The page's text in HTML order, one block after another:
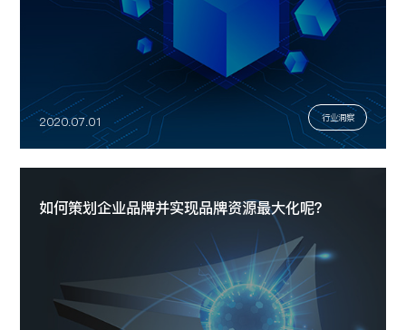
2020.07.01 行业洞察
如何策划企业品牌并实现品牌资源最大化呢？